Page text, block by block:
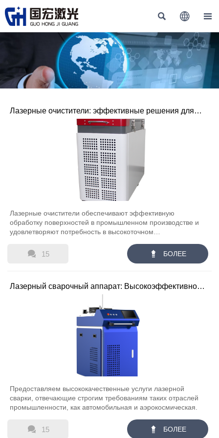
  
Лазерные очистители: эффективные решения для
обработки промышленных поверхностей
Лазерные очистители обеспечивают эффективную
обработку поверхностей в промышленном производстве и
удовлетворяют потребность в высокоточном
 15  БОЛЕЕ
Лазерный сварочный аппарат: Высокоэффективное
решение для промышленного производства
Предоставляем высококачественные услуги лазерной
сварки, отвечающие строгим требованиям таких отраслей
промышленности, как автомобильная и аэрокосмическая.
 15  БОЛЕЕ